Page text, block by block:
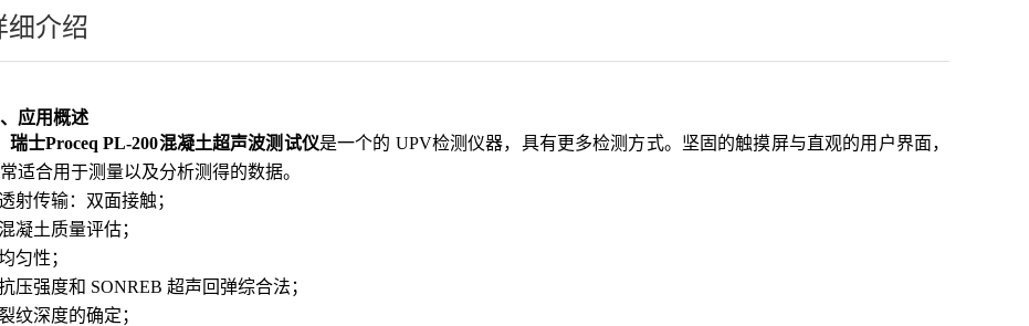
细介绍
应用概述
瑞士Proceq PL-200混凝土超声波测试仪是一个的 UPV检测仪器，具有更多检测方式。坚固的触摸屏与直观的用户界面，
适合用于测量以及分析测得的数据。
射传输：双面接触；
混凝土质量评估；
匀性；
压强度和 SONREB 超声回弹综合法；
纹深度的确定；